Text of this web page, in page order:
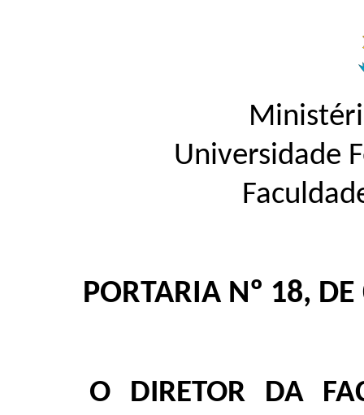
Universidade
PORTARIA Nº 18,
O DIRETOR DA